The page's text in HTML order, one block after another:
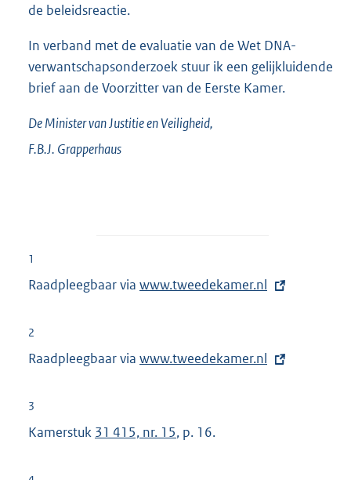
de beleidsreactie.
In verband met de evaluatie van de Wet DNA-
verwantschapsonderzoek stuur ik een gelijkluidende
brief aan de Voorzitter van de Eerste Kamer.
De Minister van Justitie en Veiligheid,
F.B.J. Grapperhaus
1
Raadpleegbaar via E
r
www.tweedekamer.nl
2
Raadpleegbaar via E
r
www.tweedekamer.nl
3
Kamerstuk 31 415, nr. 15, p. 16.